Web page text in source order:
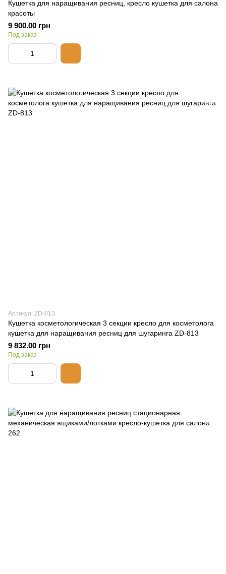
Кушетка для наращивания ресниц, кресло кушетка для салона
красоты
9 900.00 грн
Под заказ
Артикул: ZD-813
Кушетка косметологическая 3 секции кресло для косметолога
кушетка для наращивания ресниц для шугаринга ZD-813
9 832.00 грн
Под заказ